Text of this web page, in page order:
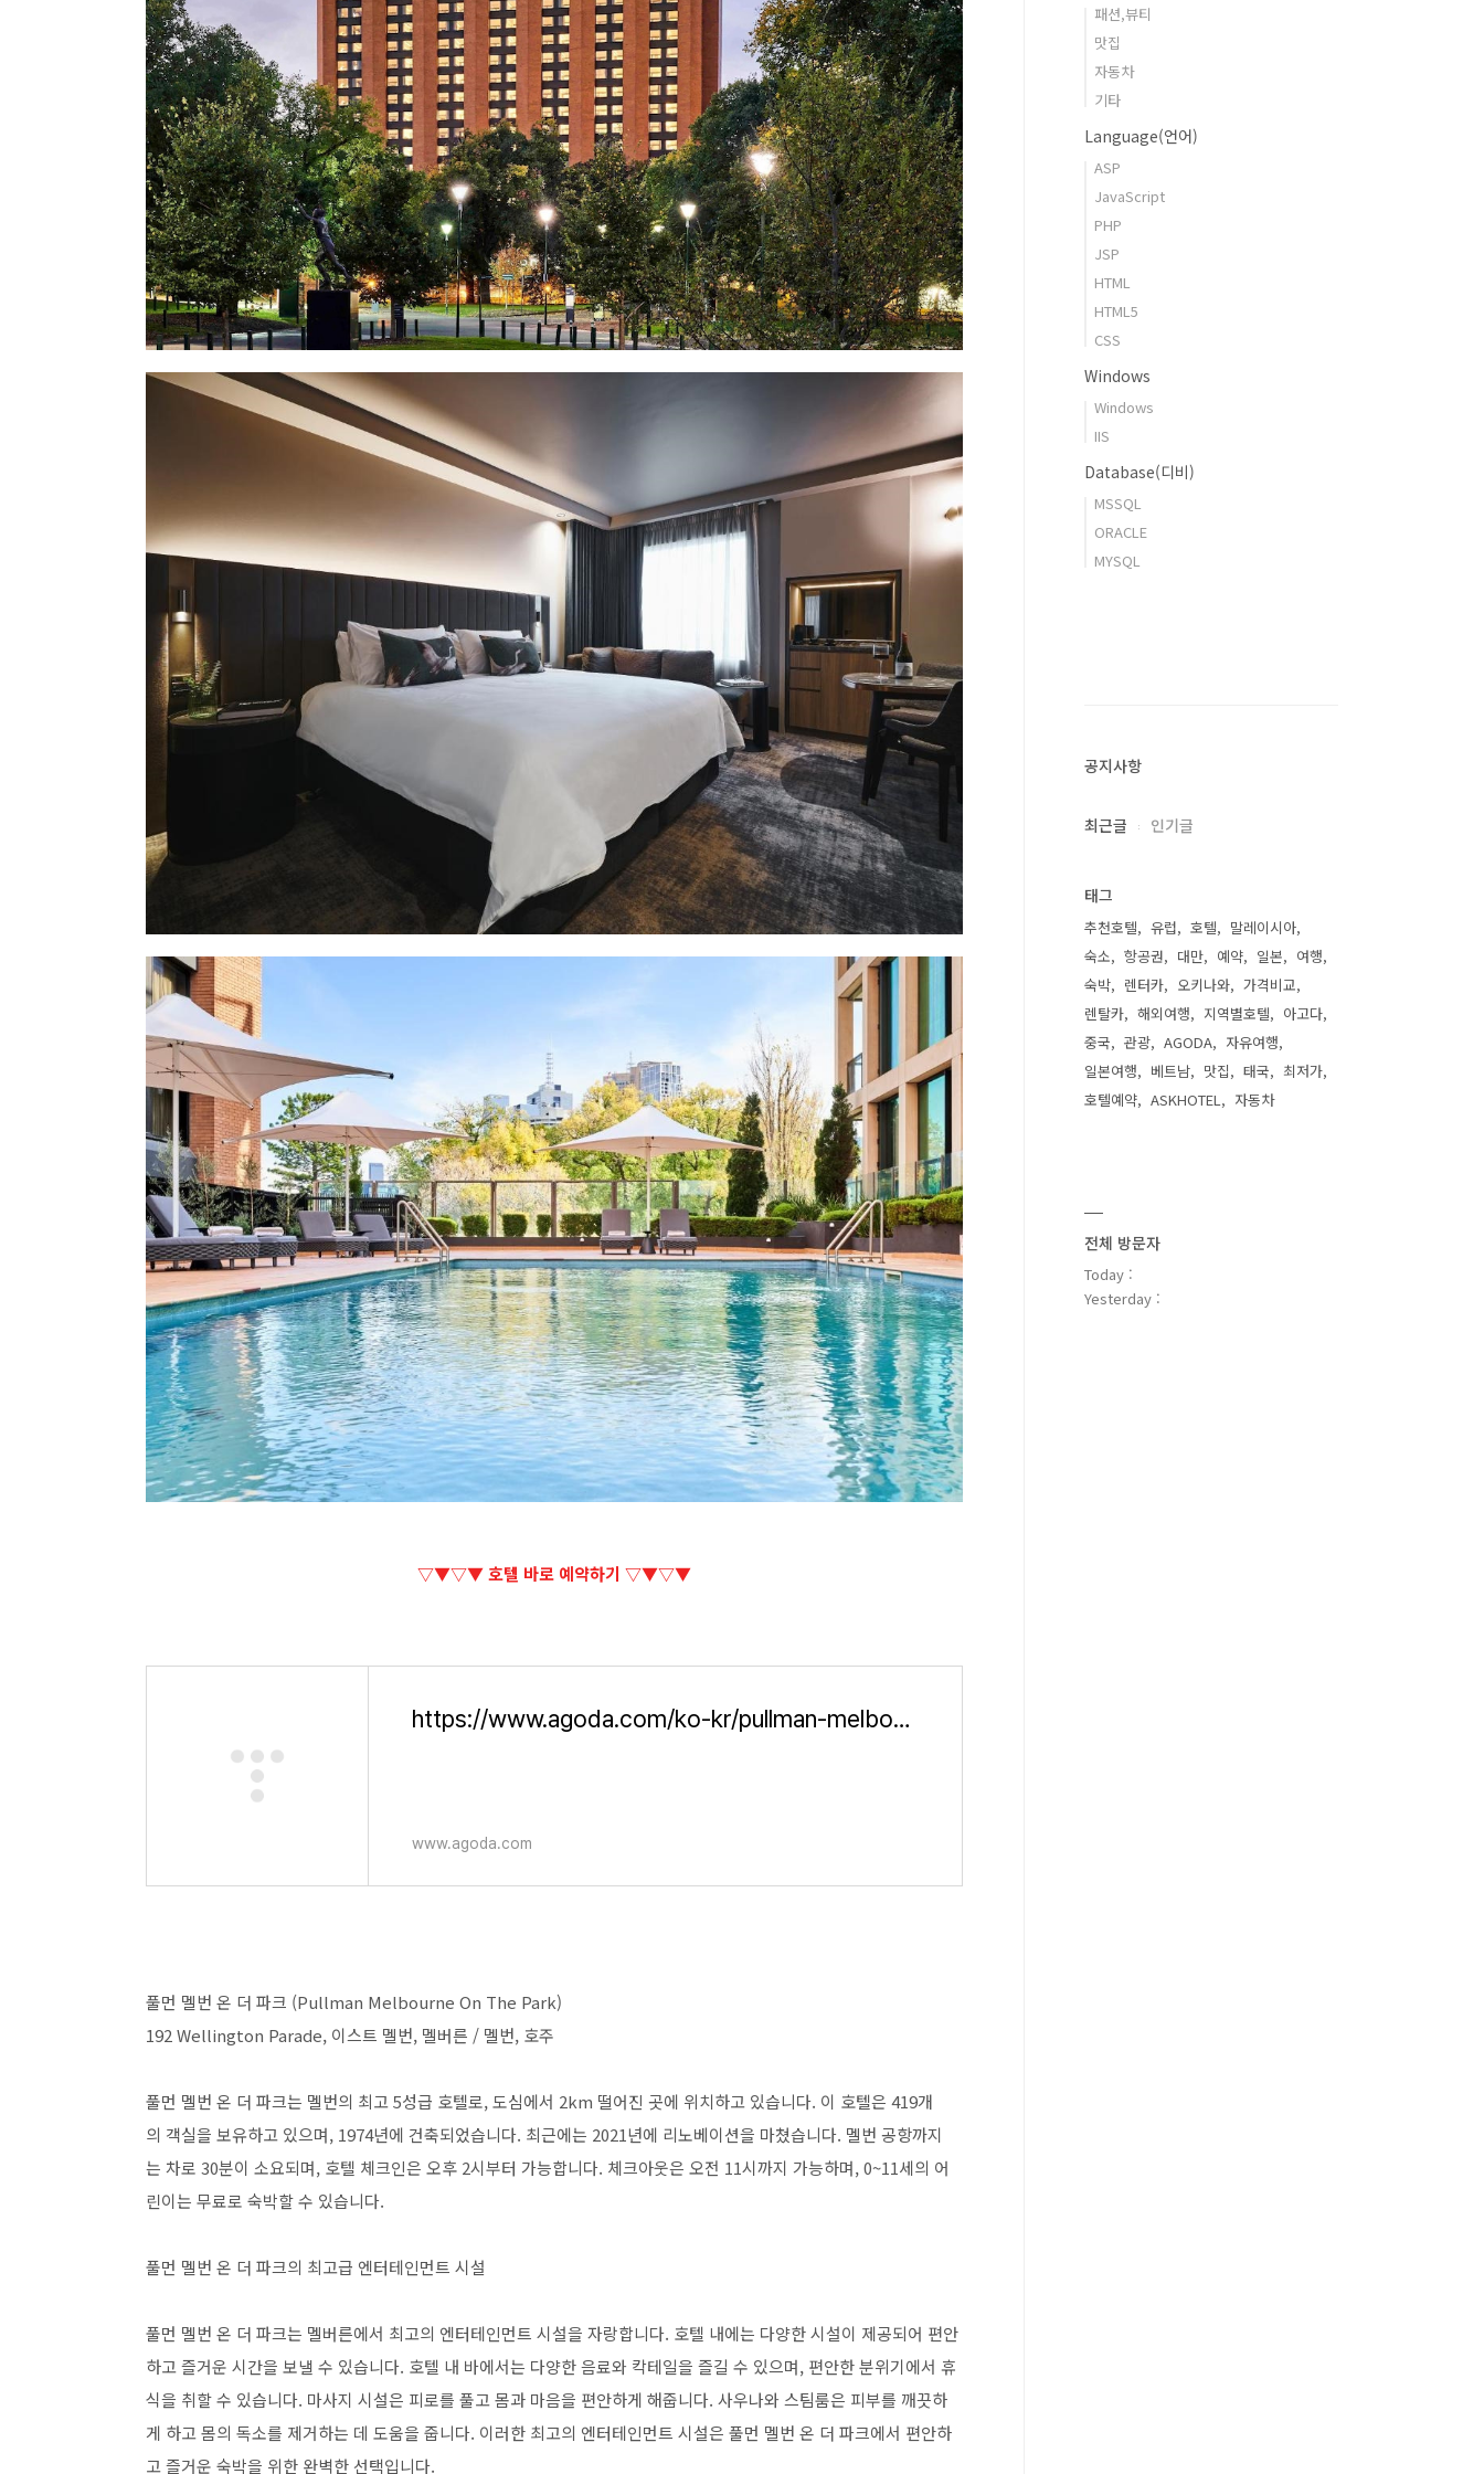
▽▼▽▼ 호텔 바로 예약하기 ▽▼▽▼
https://www.agoda.com/ko-kr/pullman-melbourne-on-the-park/hotel/melbourne-au.html
www.agoda.com
풀먼 멜번 온 더 파크 (Pullman Melbourne On The Park)
192 Wellington Parade, 이스트 멜번, 멜버른 / 멜번, 호주
풀먼 멜번 온 더 파크는 멜번의 최고 5성급 호텔로, 도심에서 2km 떨어진 곳에 위치하고 있습니다. 이 호텔은 419개
의 객실을 보유하고 있으며, 1974년에 건축되었습니다. 최근에는 2021년에 리노베이션을 마쳤습니다. 멜번 공항까지
는 차로 30분이 소요되며, 호텔 체크인은 오후 2시부터 가능합니다. 체크아웃은 오전 11시까지 가능하며, 0~11세의 어
린이는 무료로 숙박할 수 있습니다.
풀먼 멜번 온 더 파크의 최고급 엔터테인먼트 시설
풀먼 멜번 온 더 파크는 멜버른에서 최고의 엔터테인먼트 시설을 자랑합니다. 호텔 내에는 다양한 시설이 제공되어 편안
하고 즐거운 시간을 보낼 수 있습니다. 호텔 내 바에서는 다양한 음료와 칵테일을 즐길 수 있으며, 편안한 분위기에서 휴
식을 취할 수 있습니다. 마사지 시설은 피로를 풀고 몸과 마음을 편안하게 해줍니다. 사우나와 스팀룸은 피부를 깨끗하
게 하고 몸의 독소를 제거하는 데 도움을 줍니다. 이러한 최고의 엔터테인먼트 시설은 풀먼 멜번 온 더 파크에서 편안하
고 즐거운 숙박을 위한 완벽한 선택입니다.
패션,뷰티
맛집
자동차
기타
Language(언어)
ASP
JavaScript
PHP
JSP
HTML
HTML5
CSS
Windows
Windows
IIS
Database(디비)
MSSQL
ORACLE
MYSQL
공지사항
최근글 인기글
태그
추천호텔 유럽 호텔
말레이시아
숙소
항공권 대만 예약 일본
여행
숙박
렌터카 오키나와
가격비교
렌탈카
해외여행 지역별호텔
아고다
중국
관광 AGODA
자유여행
일본여행
베트남 맛집 태국
최저가
호텔예약
ASKHOTEL 자동차
전체 방문자
Today :
Yesterday :